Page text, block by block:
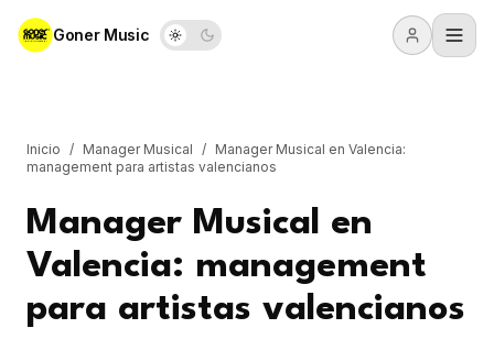
Goner Music
Inicio / Manager Musical / Manager Musical en Valencia:
management para artistas valencianos
Manager Musical en
Valencia: management
para artistas valencianos